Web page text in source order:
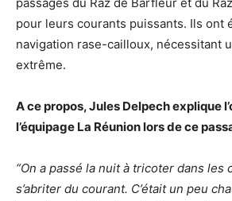
pour leurs courants puissants. Ils ont
navigation rase-cailloux, nécessitant
extrême.
A ce propos, Jules Delpech explique
l’équipage La Réunion lors de ce
“On a passé la nuit à tricoter dans les
s’abriter du courant. C’était un peu